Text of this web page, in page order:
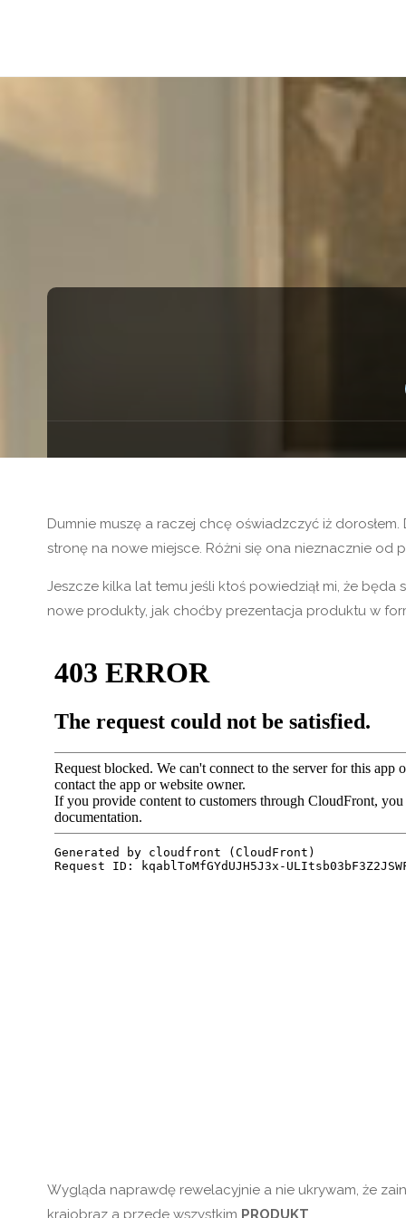
Dumnie muszę a raczej chcę oświadzczyć iż
stronę na nowe miejsce. Różni się ona nieznacznie
Jeszcze kilka lat temu jeśli ktoś powiedziął mi, że
nowe produkty, jak choćby prezentacja produktu w
Wygląda naprawdę rewelacyjnie a nie ukrywam, że
krajobraz a przede wszystkim PRODUKT